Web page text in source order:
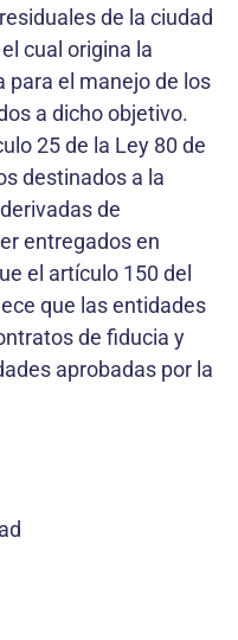
de la ciudad
cual origina la
para el manejo de los
a dicho objetivo.
25 de la Ley 80 de
destinados a la
de
entregados en
el artículo 150 del
que las entidades
de fiducia y
aprobadas por la